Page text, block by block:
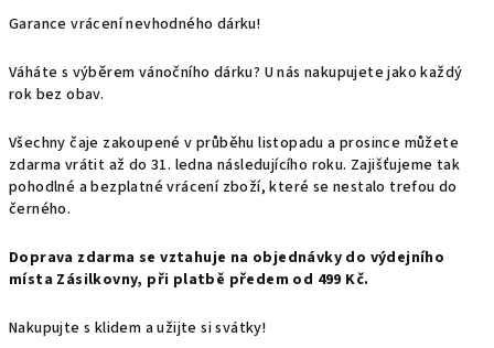
Garance vrácení nevhodného dárku!
Váháte s výběrem vánočního dárku? U nás nakupujete jako každý
rok bez obav.
Všechny čaje zakoupené v průběhu listopadu a prosince můžete
zdarma vrátit až do 31. ledna následujícího roku. Zajišťujeme tak
pohodlné a bezplatné vrácení zboží, které se nestalo trefou do
černého.
Doprava zdarma se vztahuje na objednávky do výdejního
místa Zásilkovny, při platbě předem od 499 Kč.
Nakupujte s klidem a užijte si svátky!